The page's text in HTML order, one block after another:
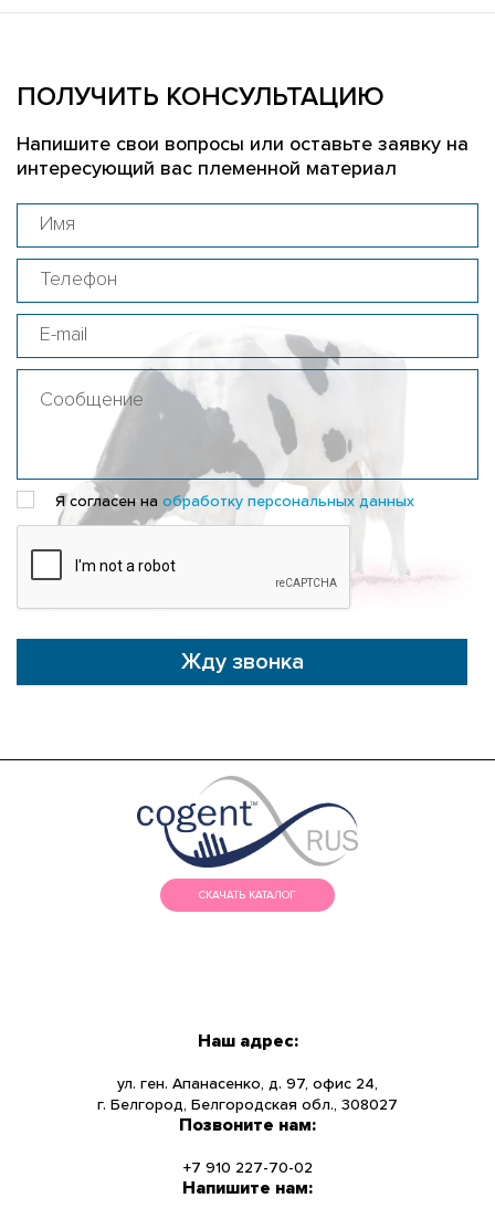
ПОЛУЧИТЬ КОНСУЛЬТАЦИЮ
Напишите свои вопросы или оставьте заявку на
интересующий вас племенной материал
Я согласен на обработку персональных данных
Жду звонка
СКАЧАТЬ КАТАЛОГ
НОВОСТИ
УСЛУГИ
Наш адрес:
ул. ген. Апанасенко, д. 97, офис 24,
г. Белгород, Белгородская обл., 308027
Позвоните нам:
+7 910 227-70-02
Напишите нам: